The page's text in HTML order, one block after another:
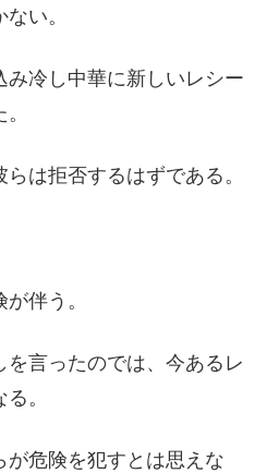
い。
み冷し中華に新しいレシー
は拒否するはずである。
伴う。
言ったのでは、今あるレ
。
が危険を犯すとは思えな